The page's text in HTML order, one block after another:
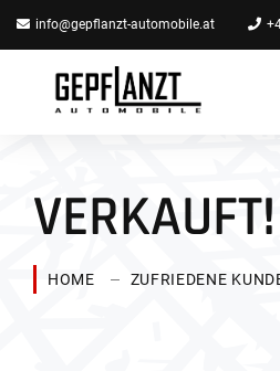
info@gepflanzt-automobile.at
HOME ZUFRIEDENE